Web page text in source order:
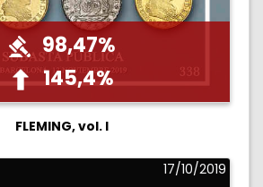
98,47%
145,4%
FLEMING, vol. I
17/10/2019